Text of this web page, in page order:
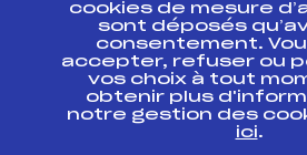
Projet de performance
Antidopage
Pôle Développement,
Scientifique
Listes ministérielles
Pôle vie de l’athlète
cookies de mesure
sont déposés
consentement.
accepter, refuser ou
vos choix à tout
obtenir plus
notre gestion des
ici.